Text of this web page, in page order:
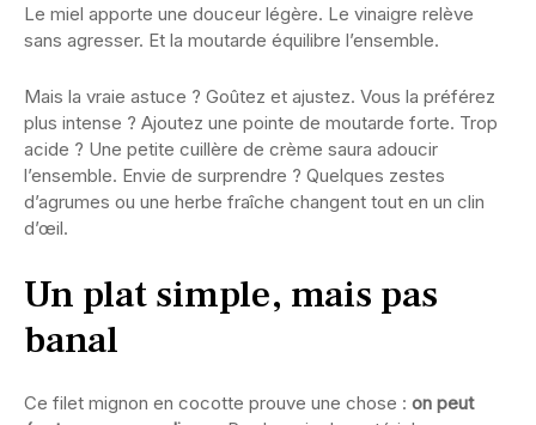
Le miel apporte une douceur légère. Le vinaigre relève
sans agresser. Et la moutarde équilibre l’ensemble.
Mais la vraie astuce ? Goûtez et ajustez. Vous la préférez
plus intense ? Ajoutez une pointe de moutarde forte. Trop
acide ? Une petite cuillère de crème saura adoucir
l’ensemble. Envie de surprendre ? Quelques zestes
d’agrumes ou une herbe fraîche changent tout en un clin
d’œil.
Un plat simple, mais pas
banal
Ce filet mignon en cocotte prouve une chose : on peut